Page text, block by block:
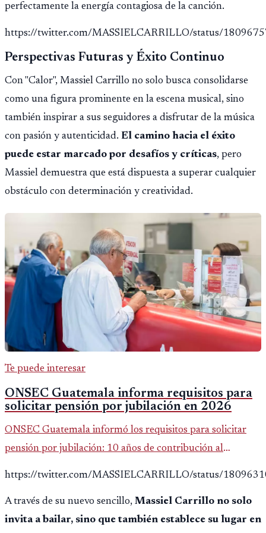
perfectamente la energía contagiosa de la canción.
https://twitter.com/MASSIELCARRILLO/status/
Perspectivas Futuras y Éxito Continuo
Con "Calor", Massiel Carrillo no solo busca consolidarse
como una figura prominente en la escena musical, sino
también inspirar a sus seguidores a disfrutar de la música
con pasión y autenticidad. El camino hacia el éxito
puede estar marcado por desafíos y críticas, pero
Massiel demuestra que está dispuesta a superar cualquier
obstáculo con determinación y creatividad.
Te puede interesar
ONSEC Guatemala informa requisitos para
solicitar pensión por jubilación en 2026
ONSEC Guatemala informó los requisitos para solicitar
pensión por jubilación: 10 años de contribución al
https://twitter.com/MASSIELCARRILLO/status/
A través de su nuevo sencillo, Massiel Carrillo no solo
invita a bailar, sino que también establece su lugar en